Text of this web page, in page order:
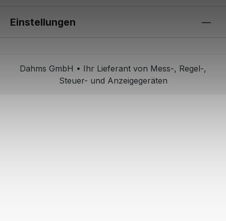
Einstellungen
Dahms GmbH • Ihr Lieferant von Mess-, Regel-,
Steuer- und Anzeigegeräten